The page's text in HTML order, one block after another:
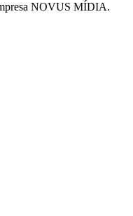
NOVUS MÍDIA.